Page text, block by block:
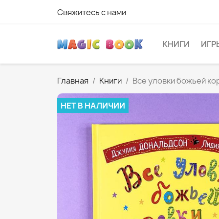
Свяжитесь с нами
КНИГИ
Главная Книги Все уловки божьей
НЕТ В НАЛИЧИИ